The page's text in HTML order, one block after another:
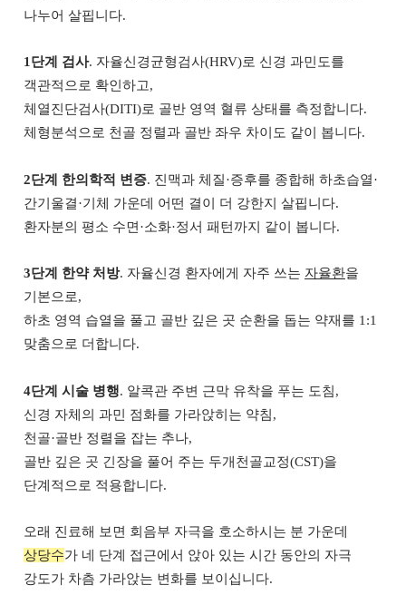
나누어 살핍니다.
1단계 검사. 자율신경균형검사(HRV)로 신경 과민도를
객관적으로 확인하고,
체열진단검사(DITI)로 골반 영역 혈류 상태를 측정합니다.
체형분석으로 천골 정렬과 골반 좌우 차이도 같이 봅니다.
2단계 한의학적 변증. 진맥과 체질·증후를 종합해 하초습열·
간기울결·기체 가운데 어떤 결이 더 강한지 살핍니다.
환자분의 평소 수면·소화·정서 패턴까지 같이 봅니다.
3단계 한약 처방. 자율신경 환자에게 자주 쓰는 자율환을
기본으로,
하초 영역 습열을 풀고 골반 깊은 곳 순환을 돕는 약재를 1:1
맞춤으로 더합니다.
4단계 시술 병행. 알콕관 주변 근막 유착을 푸는 도침,
신경 자체의 과민 점화를 가라앉히는 약침,
천골·골반 정렬을 잡는 추나,
골반 깊은 곳 긴장을 풀어 주는 두개천골교정(CST)을
단계적으로 적용합니다.
오래 진료해 보면 회음부 자극을 호소하시는 분 가운데
상당수가 네 단계 접근에서 앉아 있는 시간 동안의 자극
강도가 차츰 가라앉는 변화를 보이십니다.